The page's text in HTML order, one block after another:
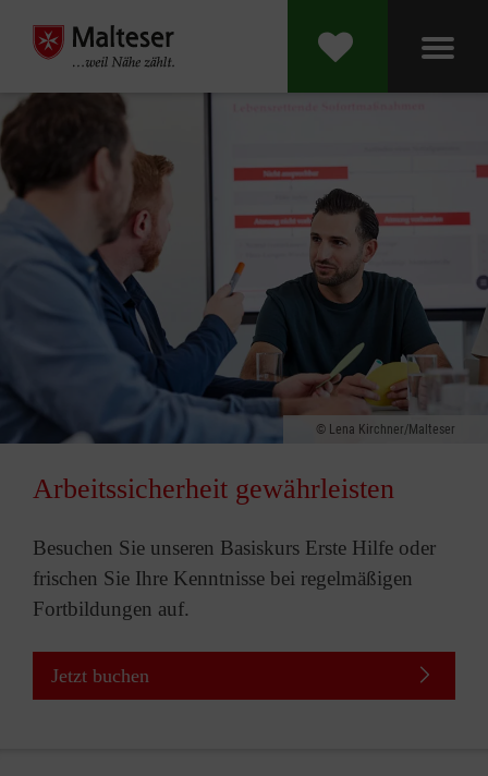
Lena Kirchner/Malteser
Arbeitssicherheit gewährleisten
Besuchen Sie unseren Basiskurs Erste Hilfe oder
frischen Sie Ihre Kenntnisse bei regelmäßigen
Fortbildungen auf.
Jetzt buchen